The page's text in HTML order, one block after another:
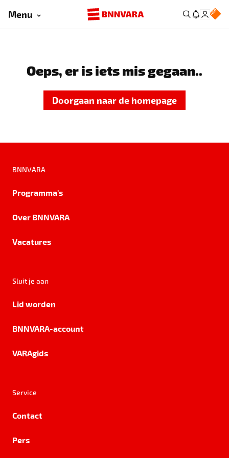
Menu
Oeps, er is iets mis gegaan..
Doorgaan naar de homepage
BNNVARA
Programma's
Over BNNVARA
Vacatures
Sluit je aan
Lid worden
BNNVARA-account
VARAgids
Service
Contact
Pers